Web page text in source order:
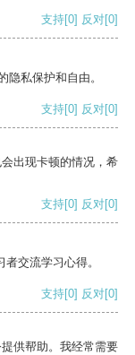
支持[0] 反对[0]
私保护和自由。
支持[0] 反对[0]
出现卡顿的情况，希
支持[0] 反对[0]
交流学习心得。
支持[0] 反对[0]
供帮助。我经常需要